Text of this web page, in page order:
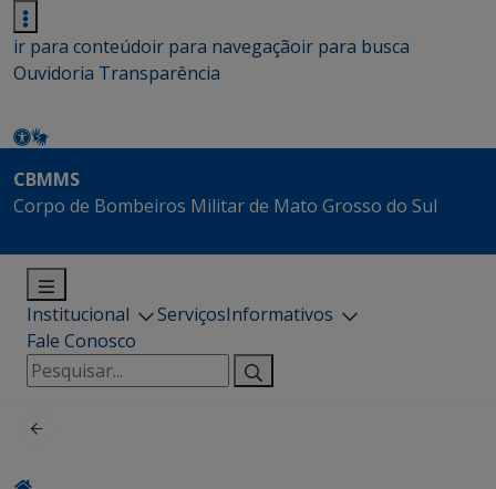
ir para conteúdoir para navegaçãoir para busca
Ouvidoria Transparência
CBMMS
Corpo de Bombeiros Militar de Mato Grosso do Sul
Institucional ServiçosInformativos
Fale Conosco
Pesquisar
por: